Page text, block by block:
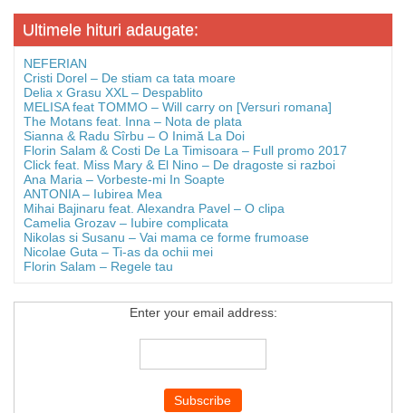
Ultimele hituri adaugate:
NEFERIAN
Cristi Dorel – De stiam ca tata moare
Delia x Grasu XXL – Despablito
MELISA feat TOMMO – Will carry on [Versuri romana]
The Motans feat. Inna – Nota de plata
Sianna & Radu Sîrbu – O Inimă La Doi
Florin Salam & Costi De La Timisoara – Full promo 2017
Click feat. Miss Mary & El Nino – De dragoste si razboi
Ana Maria – Vorbeste-mi In Soapte
ANTONIA – Iubirea Mea
Mihai Bajinaru feat. Alexandra Pavel – O clipa
Camelia Grozav – Iubire complicata
Nikolas si Susanu – Vai mama ce forme frumoase
Nicolae Guta – Ti-as da ochii mei
Florin Salam – Regele tau
Enter your email address: